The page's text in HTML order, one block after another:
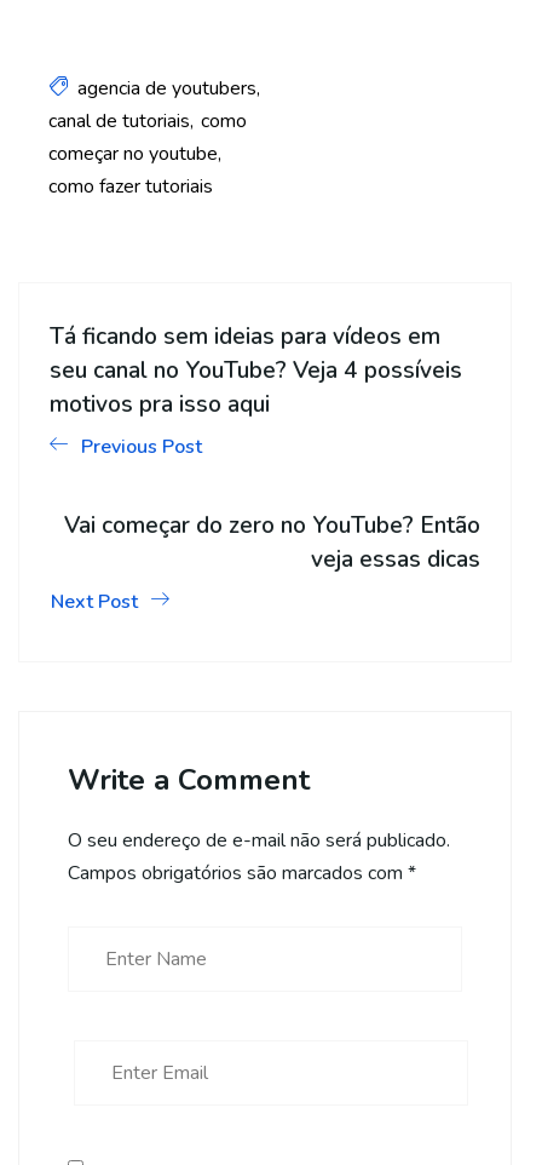
agencia de youtubers
canal de tutoriais como
começar no youtube
como fazer tutoriais
Tá ficando sem ideias para vídeos em
seu canal no YouTube? Veja 4 possíveis
motivos pra isso aqui
Previous Post
Vai começar do zero no YouTube? Então
veja essas dicas
Next Post
Write a Comment
O seu endereço de e-mail não será publicado.
Campos obrigatórios são marcados com *